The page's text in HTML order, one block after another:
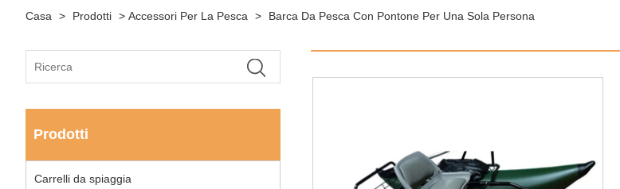
Casa > Prodotti > Accessori Per La Pesca > Barca Da Pesca Con Pontone Per Una Sola Persona
Prodotti
Carrelli da spiaggia